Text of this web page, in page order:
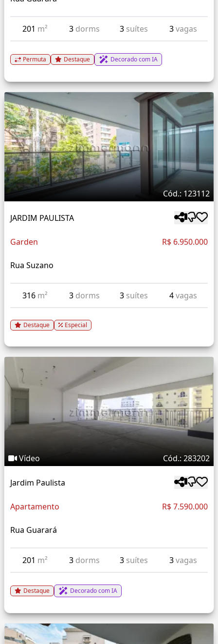
201 m² 3 dorms 3 suítes 3vagas
Permuta Destaque Decorado com IA
Cód.: 123112
JARDIM PAULISTA
Garden R$ 6.950.000
Rua Suzano
316 m² 3 dorms 3 suítes 4vagas
Destaque Especial
Vídeo Cód.: 283202
Jardim Paulista
Apartamento R$ 7.590.000
Rua Guarará
201 m² 3 dorms 3 suítes 3vagas
Destaque Decorado com IA